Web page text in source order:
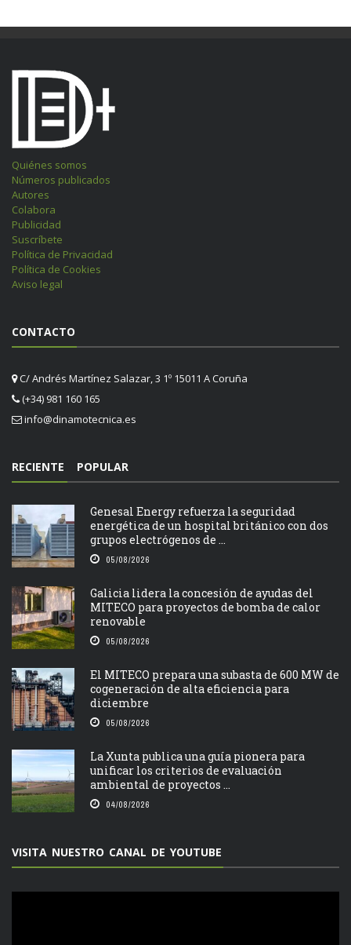
Quiénes somos
Números publicados
Autores
Colabora
Publicidad
Suscríbete
Política de Privacidad
Política de Cookies
Aviso legal
CONTACTO
C/ Andrés Martínez Salazar, 3 1º 15011 A Coruña
(+34) 981 160 165
info@dinamotecnica.es
RECIENTE POPULAR
Genesal Energy refuerza la seguridad
energética de un hospital británico con dos
grupos electrógenos de ...
05/08/2026
Galicia lidera la concesión de ayudas del
MITECO para proyectos de bomba de calor
renovable
05/08/2026
El MITECO prepara una subasta de 600 MW de
cogeneración de alta eficiencia para
diciembre
05/08/2026
La Xunta publica una guía pionera para
unificar los criterios de evaluación
ambiental de proyectos ...
04/08/2026
VISITA NUESTRO CANAL DE YOUTUBE